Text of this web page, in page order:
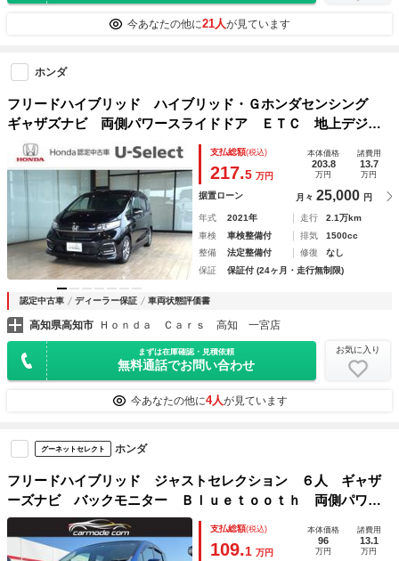
今あなたの他に21人が見ています
ホンダ
フリードハイブリッド ハイブリッド・Ｇホンダセンシング
ギャザズナビ 両側パワースライドドア ＥＴＣ 地上デジタ
ル レーンキープ ナビＴＶ バックカメラ付き ＬＥＤライ
ト Ｗエアバッグ ＡＢＳ 運転席エアバッグ オートエアコ
ン オートライト パワーウインド
支払総額(税込)
217.5 万円
本体価格
203.8
万円
諸費用
13.7
万円
据置ローン 月々 25,000 円
年式 2021年 走行
2.1万km
車検
車検整備付 排気
1500cc
整備
法定整備付 修復
なし
保証
保証付 (24ヶ月・走行無制限)
認定中古車 ディーラー保証 車両状態評価書
高知県高知市 Ｈｏｎｄａ Ｃａｒｓ 高知 一宮店
まずは在庫確認・見積依頼
無料通話でお問い合わせ
お気に入り
今あなたの他に4人が見ています
グーネットセレクト ホンダ
フリードハイブリッド ジャストセレクション ６人 ギャザ
ーズナビ バックモニター Ｂｌｕｅｔｏｏｔｈ 両側パワー
スライドドア クルーズコントロール ＥＴＣ オートエアコ
ン
支払総額(税込)
109.1 万円
本体価格
96
万円
諸費用
13.1
万円